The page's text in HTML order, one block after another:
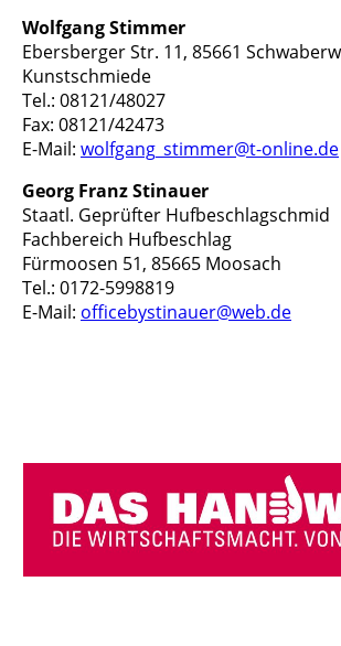
Wolfgang Stimmer
Ebersberger Str. 11, 85661
Kunstschmiede
Tel.: 08121/48027
Fax: 08121/42473
E-Mail: wolfgang_stimmer@t-online.de
Georg Franz Stinauer
Staatl. Geprüfter Hufbeschlagschmid
Fachbereich Hufbeschlag
Fürmoosen 51, 85665 Moosach
Tel.: 0172-5998819
E-Mail: officebystinauer@web.de